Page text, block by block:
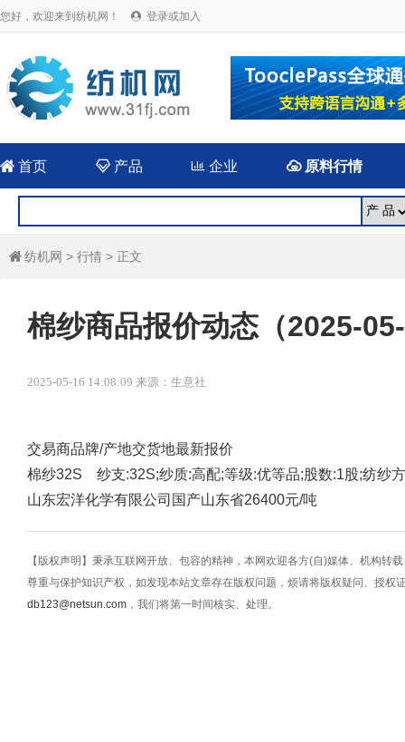
您好，欢迎来到纺机网！  登录或加入
 首页 产品  企业 原料行情
 纺机网 > 行情 > 正文
棉纱商品报价动态（2025-
2025-05-16 14:08:09 来源：生意社
交易商品牌/产地交货地最新报价
棉纱32S 纱支:32S;纱质:高配;等级:优等品;股数:1股;纺纱
山东宏洋化学有限公司 国产山东省26400元/吨
【版权声明】秉承互联网开放、包容的精神，本网欢迎各方(自)媒体、机构转
尊重与保护知识产权，如发现本站文章存在版权问题，烦请将版权疑问、授权
db123@netsun.com ，我们将第一时间核实、处理。